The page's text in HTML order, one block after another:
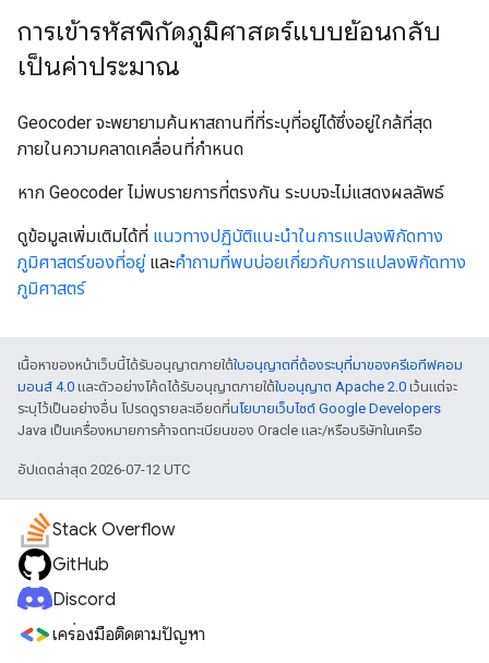
การเข้ารหัสพิกัดภูมิศาสตร์แบบย้อนกลับ
เป็นค่าประมาณ
Geocoder จะพยายามค้นหาสถานที่ที่ระบุที่อยู่ได้ซึ่งอยู่ใกล้ที่สุด
ภายในความคลาดเคลื่อนที่กำหนด
หาก Geocoder ไม่พบรายการที่ตรงกัน ระบบจะไม่แสดงผลลัพธ์
ดูข้อมูลเพิ่มเติมได้ที่ แนวทางปฏิบัติแนะนำในการแปลงพิกัดทาง
ภูมิศาสตร์ของที่อยู่และคำถามที่พบบ่อยเกี่ยวกับการแปลงพิกัดทาง
ภูมิศาสตร์
เนื้อหาของหน้าเว็บนี้ได้รับอนุญาตภายใต้ใบอนุญาตที่ต้องระบุที่มาของครีเอทีฟคอม
มอนส์ 4.0 และตัวอย่างโค้ดได้รับอนุญาตภายใต้ใบอนุญาต Apache 2.0 เว้นแต่จะ
ระบุไว้เป็นอย่างอื่น โปรดดูรายละเอียดที่นโยบายเว็บไซต์ Google Developers
Java เป็นเครื่องหมายการค้าจดทะเบียนของ Oracle และ/หรือบริษัทในเครือ
อัปเดตล่าสุด 2026-07-12 UTC
Stack Overflow
GitHub
Discord
เครื่องมือติดตามปัญหา